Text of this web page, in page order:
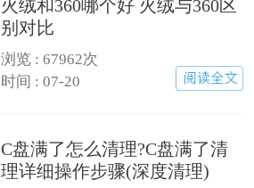
火绒和360哪个好 火绒与360区
别对比
浏览 :67962次
时间 : 07-20
C盘满了怎么清理?C盘满了清
理详细操作步骤(深度清理)